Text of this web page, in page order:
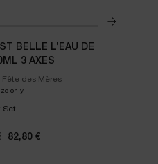
BELLE L’EAU DE
3 AXES
des Mères
onlyfor Coffret La Vie Est Belle L’Eau De
Set
Nouveau prix
82,80 €